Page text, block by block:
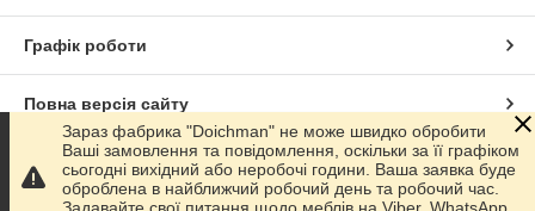
Графік роботи
Повна версія сайту
Сайт створено на маркетплейсіProm.ua
Зараз фабрика "Doichman" не може швидко обробити
Ваші замовлення та повідомлення, оскільки за її графіком
сьогодні вихідний або неробочі години. Ваша заявка буде
оброблена в найближчий робочий день та робочий час.